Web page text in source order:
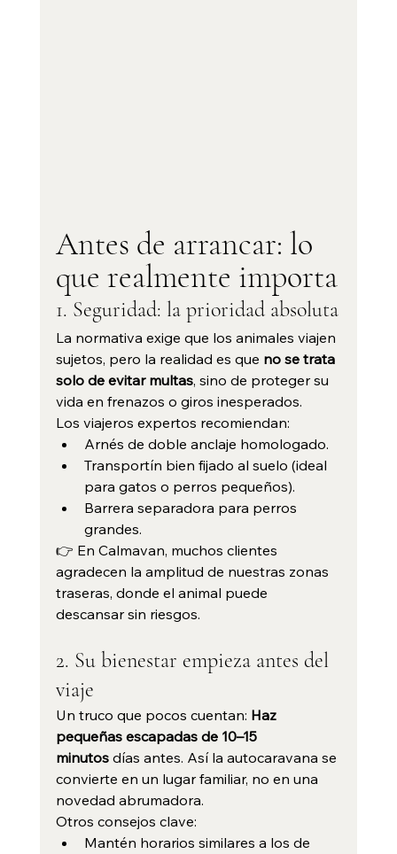
Antes de arrancar: lo
que realmente importa
1. Seguridad: la prioridad absoluta
La normativa exige que los animales viajen
sujetos, pero la realidad es que no se trata
solo de evitar multas, sino de proteger su
vida en frenazos o giros inesperados.
Los viajeros expertos recomiendan:
Arnés de doble anclaje homologado.
Transportín bien fijado al suelo (ideal
para gatos o perros pequeños).
Barrera separadora para perros
grandes.
👉 En Calmavan, muchos clientes
agradecen la amplitud de nuestras zonas
traseras, donde el animal puede
descansar sin riesgos.
2. Su bienestar empieza antes del
viaje
Un truco que pocos cuentan: Haz
pequeñas escapadas de 10–15
minutos días antes. Así la autocaravana se
convierte en un lugar familiar, no en una
novedad abrumadora.
Otros consejos clave:
Mantén horarios similares a los de